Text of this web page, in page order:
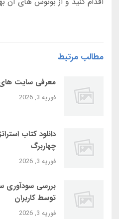
مطالب مرتبط
معرفی سایت‌ های
فوریه 3, 2026
دانلود کتاب
چهاربرگ
فوریه 3, 2026
بررسی سودآوری
توسط کاربران
فوریه 3, 2026